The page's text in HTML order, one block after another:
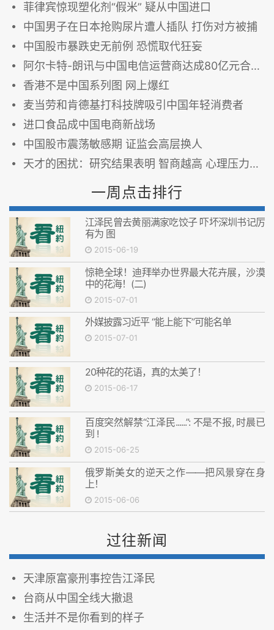
菲律宾惊现塑化剂“假米” 疑从中国进口
中国男子在日本抢购尿片遭人插队 打伤对方被捕
中国股市暴跌史无前例 恐慌取代狂妄
阿尔卡特-朗讯与中国电信运营商达成80亿元合作协议
香港不是中国系列图 网上爆红
麦当劳和肯德基打科技牌吸引中国年轻消费者
进口食品成中国电商新战场
中国股市震荡敏感期 证监会高层换人
天才的困扰：研究结果表明 智商越高 心理压力越大(图)
一周点击排行
江泽民曾去黄丽满家吃饺子 吓坏深圳书记厉
有为 图
2015-06-19
惊艳全球！迪拜举办世界最大花卉展，沙漠
中的花海！(二)
2015-07-01
外媒披露习近平 “能上能下”可能名单
2015-07-01
20种花的花语，真的太美了！
2015-06-17
百度突然解禁“江泽民......”: 不是不报, 时晨已
到 !
2015-06-25
俄罗斯美女的逆天之作——把风景穿在身
上！
2015-06-06
过往新闻
天津原富豪刑事控告江泽民
台商从中国全线大撤退
生活并不是你看到的样子